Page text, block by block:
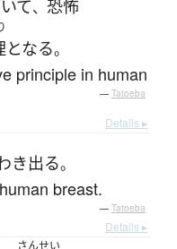
て、 恐怖
となる。
principle in human
— Tatoeba
Details ▸
き出る。
breast.
— Tatoeba
Details ▸
さんせい